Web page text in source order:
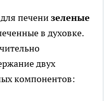
печенизеленые
в духовке.
двух
компонентов: